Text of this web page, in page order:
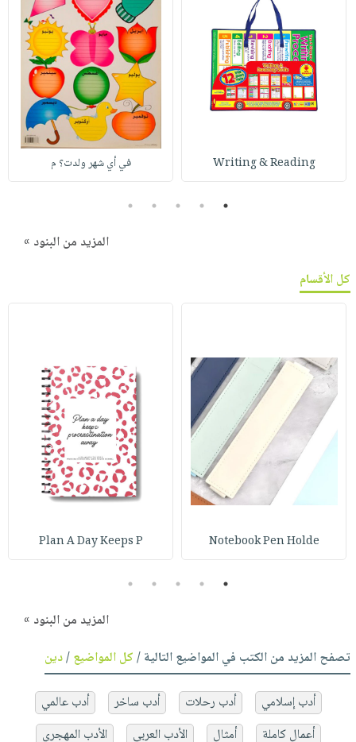
Writing & Reading في أي شهر ولدت؟ م
1
2
3
4
5
المزيد من البنود »
كل الأقسام
Notebook Pen Holde
Plan A Day Keeps P
1
2
3
4
5
المزيد من البنود »
تصفح المزيد من الكتب في المواضيع التالية /كل المواضيع/دين
أدب إسلامي أدب رحلات أدب ساخر
أدب عالمي
أعمال كاملة
أمثال الأدب العربي
الأدب المهجري